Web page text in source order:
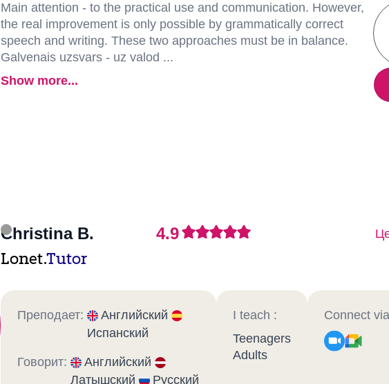
Main attention - to the practical use and communication. However,
the real improvement is only possible by grammatically correct
speech and writing. These two approaches must be in balance.
Galvenais uzsvars - uz valod ...
Show more...
Christina B. 4.9
Lonet.Tutor
Преподает:
Английский
Испанский
Говорит:
Английский
Латышский
Русский
I teach :
Teenagers
Adults
Connect